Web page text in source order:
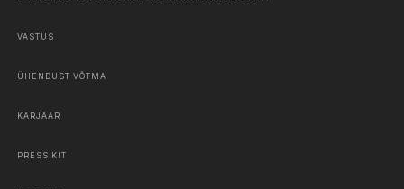
VASTUS
ÜHENDUST VÕTMA
KARJÄÄR
PRESS KIT